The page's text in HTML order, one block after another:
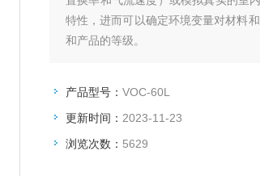
特性，进而可以确定环境变量对材料
和产品的等级。
产品型号： VOC-60L
更新时间： 2023-11-23
浏览次数： 5629